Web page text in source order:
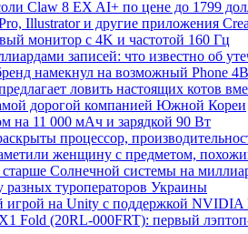
Claw 8 EX AI+ по цене до 1799
Illustrator и другие приложения
монитор с 4K и частотой 160 Гц
записей: что известно об
намекнул на возможный Phone 4B
ловить настоящих котов
дорогой компанией Южной Кореи
на 11 000 мАч и зарядкой 90 Вт
процессор,
женщину с предметом,
Солнечной системы на
туроператоров Украины
игрой на Unity с поддержкой NVIDIA
Fold (20RL-000FRT): первый